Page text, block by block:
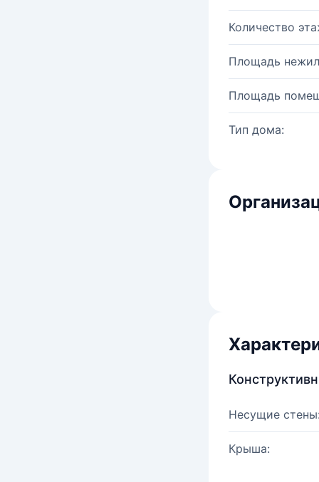
Количество
Площадь
Площадь
Тип дома:
Несущие
Крыша: